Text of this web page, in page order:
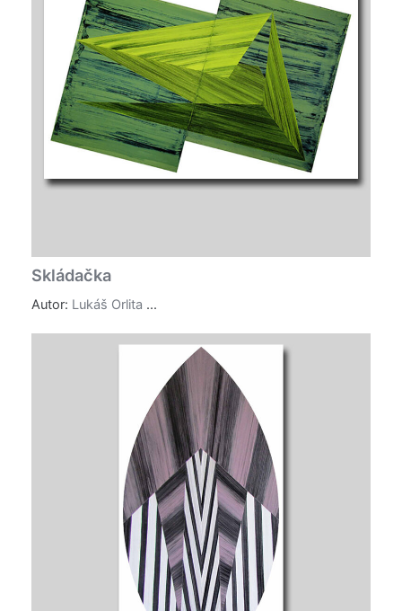
Skládačka
Autor: Lukáš Orlita ...